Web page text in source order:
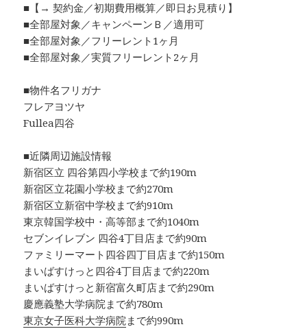
■【→ 契約金／初期費用概算／即日お見積り】
■全部屋対象／キャンペーンＢ／適用可
■全部屋対象／フリーレント1ヶ月
■全部屋対象／実質フリーレント2ヶ月
■物件名フリガナ
フレアヨツヤ
Fullea四谷
■近隣周辺施設情報
新宿区立 四谷第四小学校まで約190m
新宿区立花園小学校まで約270m
新宿区立新宿中学校まで約910m
東京韓国学校中・高等部まで約1040m
セブンイレブン 四谷4丁目店まで約90m
ファミリーマート四谷四丁目店まで約150m
まいばすけっと四谷4丁目店まで約220m
まいばすけっと新宿富久町店まで約290m
慶應義塾大学病院まで約780m
東京女子医科大学病院まで約990m